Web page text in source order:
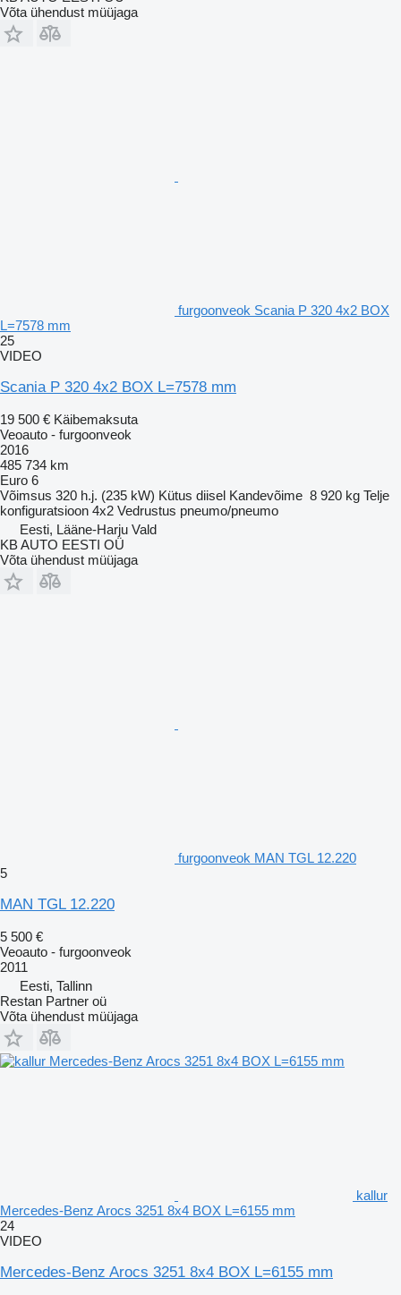
Võta ühendust müüjaga
furgoonveok Scania P 320 4x2 BOX
L=7578 mm
25
VIDEO
Scania P 320 4x2 BOX L=7578 mm
19 500 € Käibemaksuta
Veoauto - furgoonveok
2016
485 734 km
Euro 6
Võimsus 320 h.j. (235 kW) Kütus diisel Kandevõime 8 920 kg Telje
konfiguratsioon 4x2 Vedrustus pneumo/pneumo
Eesti, Lääne-Harju Vald
KB AUTO EESTI OÜ
Võta ühendust müüjaga
furgoonveok MAN TGL 12.220
5
MAN TGL 12.220
5 500 €
Veoauto - furgoonveok
2011
Eesti, Tallinn
Restan Partner oü
Võta ühendust müüjaga
kallur
Mercedes-Benz Arocs 3251 8x4 BOX L=6155 mm
24
VIDEO
Mercedes-Benz Arocs 3251 8x4 BOX L=6155 mm